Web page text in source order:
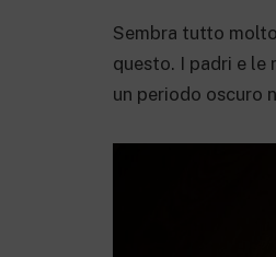
Sembra tutto
questo. I padri e le
un periodo oscuro